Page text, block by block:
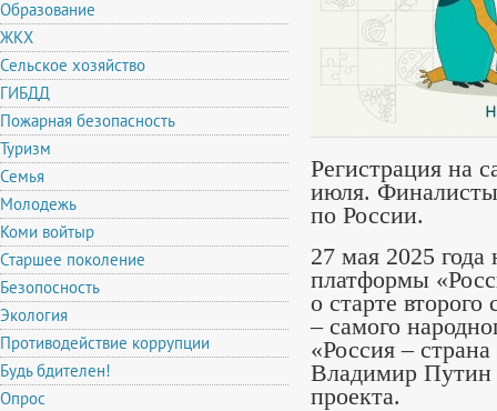
Образование
ЖКХ
Сельское хозяйство
ГИБДД
Пожарная безопасность
Туризм
Семья
Молодежь
Коми войтыр
Старшее поколение
Безопосность
Экология
Противодействие коррупции
Будь бдителен!
Опрос
Регистрация на
июля. Финалисты
по России.
27 мая 2025 года
платформы
о старте
– самого
«Россия –
Владимир Путин
проекта.